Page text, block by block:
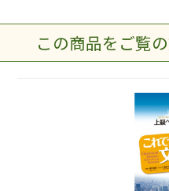
この商品をご覧